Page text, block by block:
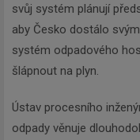
svůj systém plánují
aby Česko dostálo
systém odpadového
šlápnout na plyn.
Ústav procesního
odpady věnuje